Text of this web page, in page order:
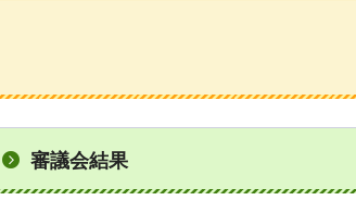
審議会結果